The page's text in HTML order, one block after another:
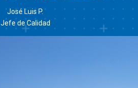
José Luis P.
Jefe de Calidad